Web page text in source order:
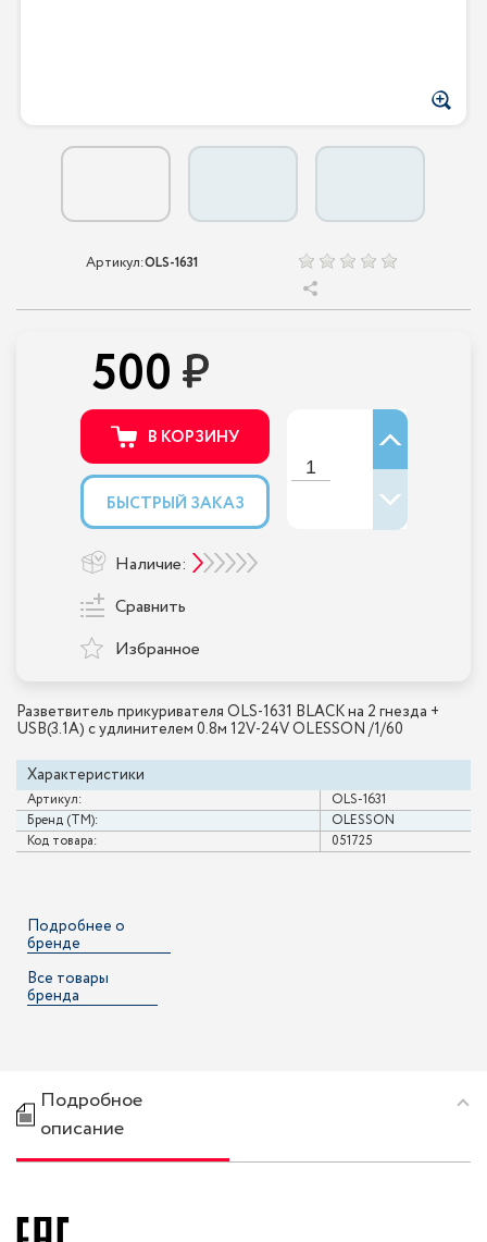
Артикул:OLS-1631
Разветвитель прикуривателя OLS-1631 BLACK на 2 гнезда +
USB(3.1A) с удлинителем 0.8м 12V-24V OLESSON /1/60
Характеристики
Артикул:
OLS-1631
Бренд (ТМ):
OLESSON
Код товара:
051725
500
В КОРЗИНУ
БЫСТРЫЙ ЗАКАЗ
Наличие:
Сравнить
Избранное
Подробнее о
бренде
Все товары
бренда
Подробное
описание